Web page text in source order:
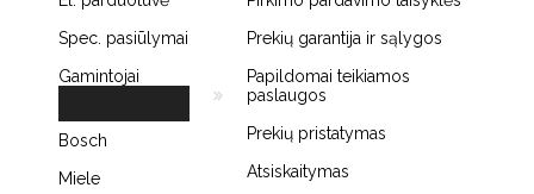
Spec. pasiūlymai
Gamintojai
Bosch
Miele
Prekių garantija ir sąlygos
Papildomai teikiamos
paslaugos
Prekių pristatymas
Atsiskaitymas